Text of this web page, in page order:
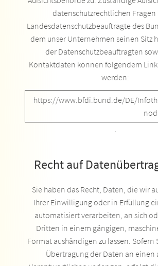
datenschutzrechtlichen Fragen
Landesdatenschutzbeauftragte des
dem unser Unternehmen seinen Sitz
der Datenschutzbeauftragten
Kontaktdaten können folgendem
werden:
https://www.bfdi.bund.de/DE/
.
Recht auf
Sie haben das Recht, Daten, die wir
Ihrer Einwilligung oder in Erfüllung
automatisiert verarbeiten, an sich
Dritten in einem gängigen,
Format aushändigen zu lassen. Sofern
Übertragung der Daten an einen